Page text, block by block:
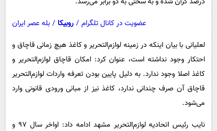
فرهنگی
بین الملل
حیات وحش
عضویت در کانال تلگرام / روبیکا / بله عصر ایران
لعلیانی با بیان اینکه در زمینه لوازم‌التحریر و کاغذ هیچ زمانی قاچاق و
احتکار وجود نداشته است، عنوان کرد: امکان قاچاق لوازم‌التحریر و
کاغذ اصلا وجود ندارد. به دلیل پایین بودن تعرفه واردات لوازم‌التحریر
قاچاق آن صرف چندانی ندارد، کاغذ نیز از مبانی ورودی قانونی وارد
می‌شود.
نایب رئیس اتحادیه لوازم‌التحریر مشهد ادامه داد: اواخر سال 97 و